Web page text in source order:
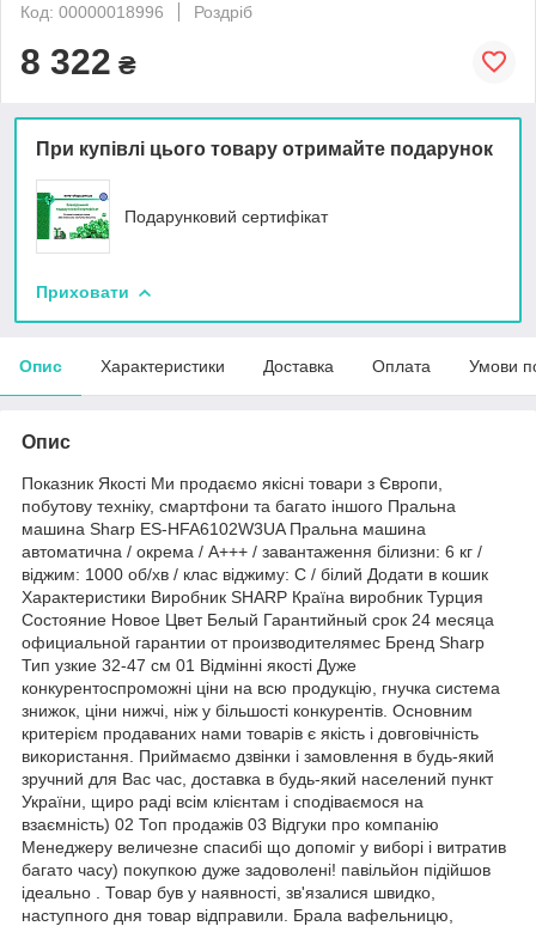
Код: 00000018996
Роздріб
8 322 ₴
При купівлі цього товару отримайте подарунок
Подарунковий сертифікат
Приховати
Опис Характеристики Доставка Оплата Умови
Опис
Показник Якості Ми продаємо якісні товари з Європи,
побутову техніку, смартфони та багато іншого Пральна
машина Sharp ES-HFA6102W3UA Пральна машина
автоматична / окрема / A+++ / завантаження білизни: 6 кг /
віджим: 1000 об/хв / клас віджиму: C / білий Додати в кошик
Характеристики Виробник SHARP Країна виробник Турция
Состояние Новое Цвет Белый Гарантийный срок 24 месяца
официальной гарантии от производителямес Бренд Sharp
Тип узкие 32-47 см 01 Відмінні якості Дуже
конкурентоспроможні ціни на всю продукцію, гнучка система
знижок, ціни нижчі, ніж у більшості конкурентів. Основним
критерієм продаваних нами товарів є якість і довговічність
використання. Приймаємо дзвінки і замовлення в будь-який
зручний для Вас час, доставка в будь-який населений пункт
України, щиро раді всім клієнтам і сподіваємося на
взаємність) 02 Топ продажів 03 Відгуки про компанію
Менеджеру величезне спасибі що допоміг у виборі і витратив
багато часу) покупкою дуже задоволені! павільйон підійшов
ідеально . Товар був у наявності, зв'язалися швидко,
наступного дня товар відправили. Брала вафельницю,